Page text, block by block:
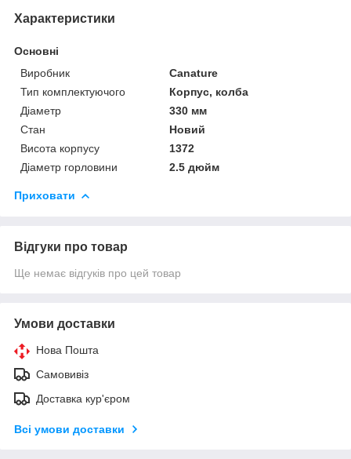
Характеристики
Основні
Виробник
Canature
Тип комплектуючого
Корпус, колба
Діаметр
330 мм
Стан
Новий
Висота корпусу
1372
Діаметр горловини
2.5 дюйм
Приховати
Відгуки про товар
Ще немає відгуків про цей товар
Умови доставки
Нова Пошта
Самовивіз
Доставка кур'єром
Всі умови доставки